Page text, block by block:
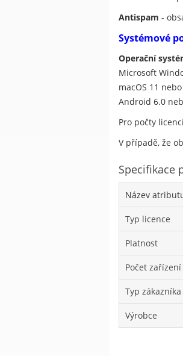
Antispam -
Systémové
Operační
Microsoft
macOS 11
Android 6.0
Pro počty
V případě, že
Specifikace
Název
Typ licence
Platnost
Počet zařízení
Typ zákazníka
Výrobce